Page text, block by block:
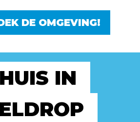
DE OMGEVING!
IN